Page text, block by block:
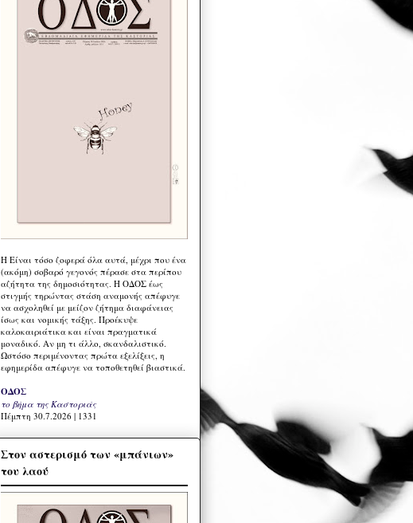
Η Eίναι τόσο ζοφερά όλα αυτά, μέχρι που ένα
(ακόμη) σοβαρό γεγονός πέρασε στα περίπου
αζήτητα της δημοσιότητας. Η ΟΔΟΣ έως
στιγμής τηρώντας στάση αναμονής απέφυγε
να ασχοληθεί με μείζον ζήτημα διαφάνειας
ίσως και νομικής τάξης. Προέκυψε
καλοκαιριάτικα και είναι πραγματικά
μοναδικό. Αν μη τι άλλο, σκανδαλιστικό.
Ωστόσο περιμένοντας πρώτα εξελίξεις, η
εφημερίδα απέφυγε να τοποθετηθεί βιαστικά.
ΟΔΟΣ
το βήμα της Καστοριάς
Πέμπτη 30.7.2026 | 1331
Στον αστερισμό των «μπάνιων»
του λαού